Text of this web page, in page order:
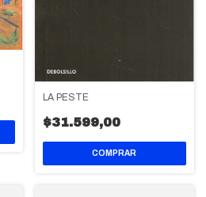
LA PESTE
$31.599,00